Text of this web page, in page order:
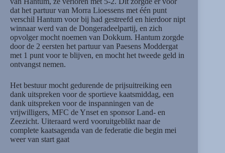
dat het partuur van Morra Lioessens met één punt
verschil Hantum voor bij had gestreefd en hierdoor nipt
winnaar werd van de Dongeradeelpartij, en zich
opvolger mocht noemen van Dokkum. Hantum zorgde
door de 2 eersten het partuur van Paesens Moddergat
met 1 punt voor te blijven, en mocht het tweede geld in
ontvangst nemen.
Het bestuur mocht gedurende de prijsuitreiking een
dank uitspreken voor de sportieve kaatsmiddag, een
dank uitspreken voor de inspanningen van de
vrijwilligers, MFC de Ynset en sponsor Land- en
Zeezicht. Uiteraard werd vooruitgeblikt naar de
complete kaatsagenda van de federatie die begin mei
weer van start gaat